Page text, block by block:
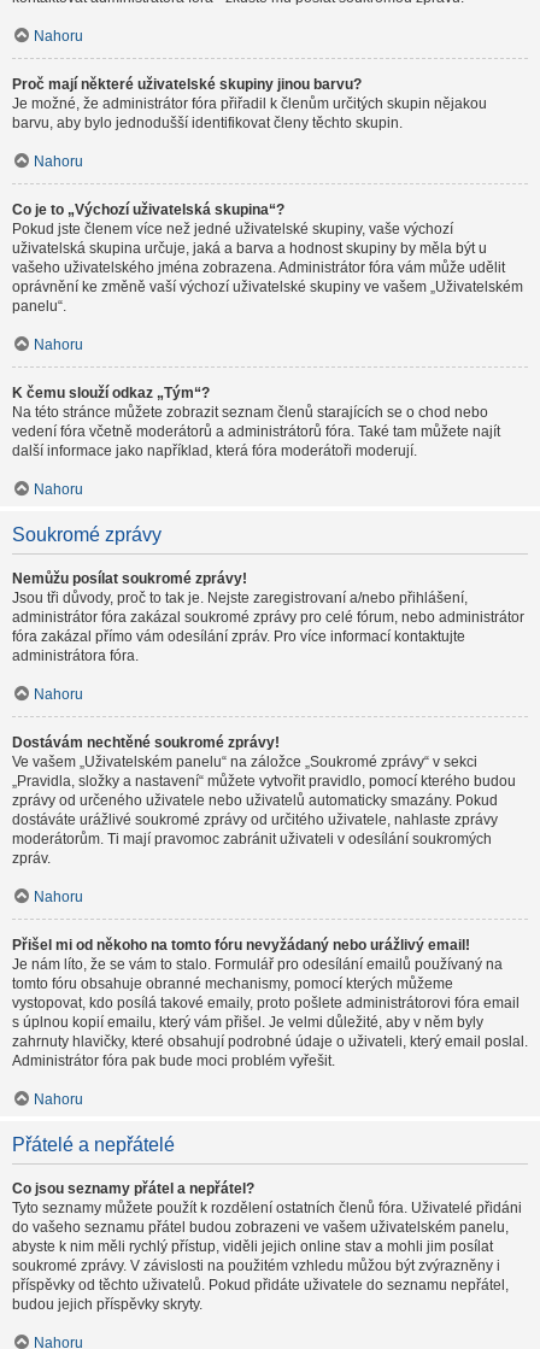
Nahoru
Proč mají některé uživatelské skupiny jinou barvu?
Je možné, že administrátor fóra přiřadil k členům určitých skupin nějakou
barvu, aby bylo jednodušší identifikovat členy těchto skupin.
Nahoru
Co je to „Výchozí uživatelská skupina“?
Pokud jste členem více než jedné uživatelské skupiny, vaše výchozí
uživatelská skupina určuje, jaká a barva a hodnost skupiny by měla být u
vašeho uživatelského jména zobrazena. Administrátor fóra vám může udělit
oprávnění ke změně vaší výchozí uživatelské skupiny ve vašem „Uživatelském
panelu“.
Nahoru
K čemu slouží odkaz „Tým“?
Na této stránce můžete zobrazit seznam členů starajících se o chod nebo
vedení fóra včetně moderátorů a administrátorů fóra. Také tam můžete najít
další informace jako například, která fóra moderátoři moderují.
Nahoru
Soukromé zprávy
Nemůžu posílat soukromé zprávy!
Jsou tři důvody, proč to tak je. Nejste zaregistrovaní a/nebo přihlášení,
administrátor fóra zakázal soukromé zprávy pro celé fórum, nebo administrátor
fóra zakázal přímo vám odesílání zpráv. Pro více informací kontaktujte
administrátora fóra.
Nahoru
Dostávám nechtěné soukromé zprávy!
Ve vašem „Uživatelském panelu“ na záložce „Soukromé zprávy“ v sekci
„Pravidla, složky a nastavení“ můžete vytvořit pravidlo, pomocí kterého budou
zprávy od určeného uživatele nebo uživatelů automaticky smazány. Pokud
dostáváte urážlivé soukromé zprávy od určitého uživatele, nahlaste zprávy
moderátorům. Ti mají pravomoc zabránit uživateli v odesílání soukromých
zpráv.
Nahoru
Přišel mi od někoho na tomto fóru nevyžádaný nebo urážlivý email!
Je nám líto, že se vám to stalo. Formulář pro odesílání emailů používaný na
tomto fóru obsahuje obranné mechanismy, pomocí kterých můžeme
vystopovat, kdo posílá takové emaily, proto pošlete administrátorovi fóra email
s úplnou kopií emailu, který vám přišel. Je velmi důležité, aby v něm byly
zahrnuty hlavičky, které obsahují podrobné údaje o uživateli, který email poslal.
Administrátor fóra pak bude moci problém vyřešit.
Nahoru
Přátelé a nepřátelé
Co jsou seznamy přátel a nepřátel?
Tyto seznamy můžete použít k rozdělení ostatních členů fóra. Uživatelé přidáni
do vašeho seznamu přátel budou zobrazeni ve vašem uživatelském panelu,
abyste k nim měli rychlý přístup, viděli jejich online stav a mohli jim posílat
soukromé zprávy. V závislosti na použitém vzhledu můžou být zvýrazněny i
příspěvky od těchto uživatelů. Pokud přidáte uživatele do seznamu nepřátel,
budou jejich příspěvky skryty.
Nahoru